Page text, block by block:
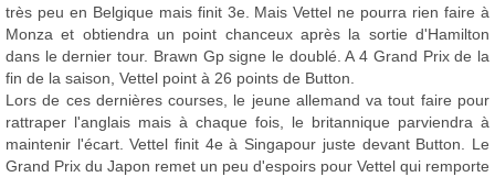
très peu en Belgique mais finit 3e. Mais Vettel ne pourra rien faire à
Monza et obtiendra un point chanceux après la sortie d'Hamilton
dans le dernier tour. Brawn Gp signe le doublé. A 4 Grand Prix de la
fin de la saison, Vettel point à 26 points de Button.
Lors de ces dernières courses, le jeune allemand va tout faire pour
rattraper l'anglais mais à chaque fois, le britannique parviendra à
maintenir l'écart. Vettel finit 4e à Singapour juste devant Button. Le
Grand Prix du Japon remet un peu d'espoirs pour Vettel qui remporte